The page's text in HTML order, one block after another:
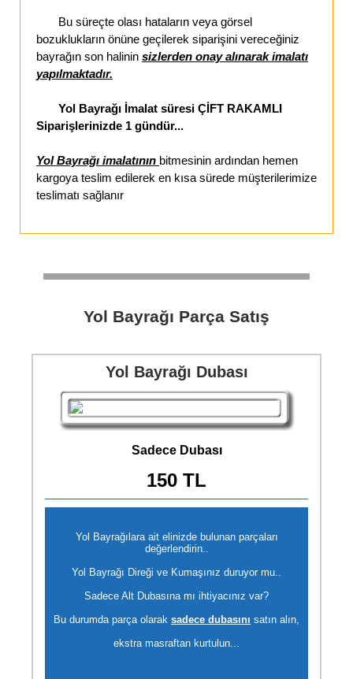
Bu süreçte olası hataların veya görsel
bozuklukların önüne geçilerek siparişini vereceğiniz
bayrağın son halinin sizlerden onay alınarak imalatı
yapılmaktadır.
Yol Bayrağı İmalat süresi ÇİFT RAKAMLI
Siparişlerinizde 1 gündür...
Yol Bayrağı imalatının bitmesinin ardından hemen
kargoya teslim edilerek en kısa sürede müşterilerimize
teslimatı sağlanır
Yol Bayrağı Parça Satış
Yol Bayrağı Dubası
Sadece Dubası
150 TL
Yol Bayrağılara ait elinizde bulunan parçaları
değerlendirin..
Yol Bayrağı Direği ve Kumaşınız duruyor mu..
Sadece Alt Dubasına mı ihtiyacınız var?
Bu durumda parça olarak sadece dubasını satın alın,
ekstra masraftan kurtulun...